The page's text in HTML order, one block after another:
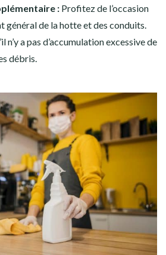
: Profitez de l’occasion
général de la hotte et des conduits.
n’y a pas d’accumulation excessive de
débris.